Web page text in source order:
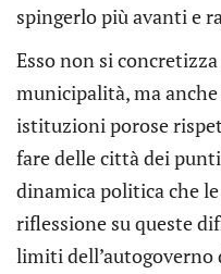
spingerlo più avanti e
Esso non si
municipalità, ma
istituzioni porose
fare delle città dei
dinamica politica che
riflessione su queste
limiti dell’autogoverno